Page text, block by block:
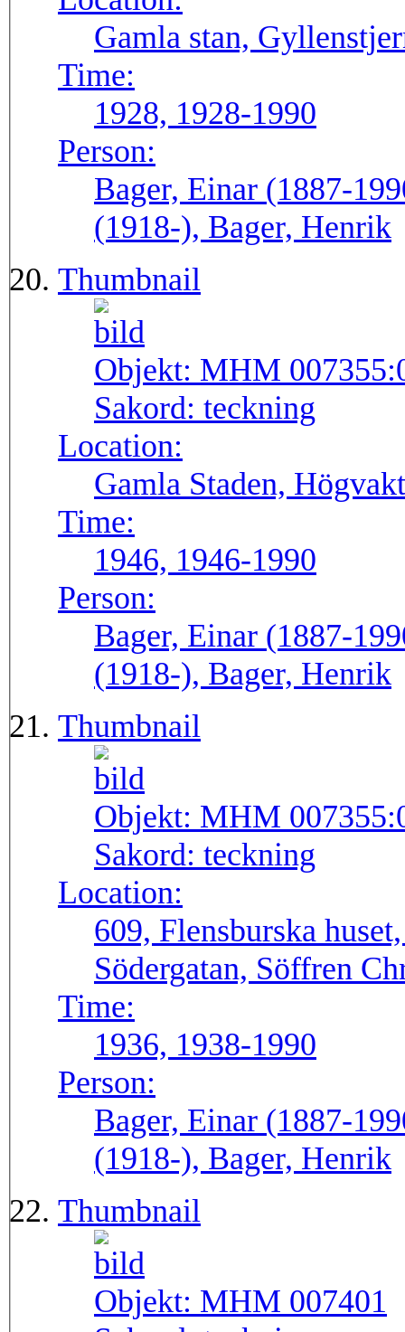
Gamla stan,
Time:
1928, 1928-1990
Person:
Bager, Einar (1887-
(1918-), Bager, Henrik
Thumbnail
Objekt: MHM
Sakord: teckning
Location:
Gamla Staden,
Time:
1946, 1946-1990
Person:
Bager, Einar (1887-
(1918-), Bager, Henrik
Thumbnail
Objekt: MHM
Sakord: teckning
Location:
609, Flensburska
Södergatan, Söffren
Time:
1936, 1938-1990
Person:
Bager, Einar (1887-
(1918-), Bager, Henrik
Thumbnail
Objekt: MHM 007401